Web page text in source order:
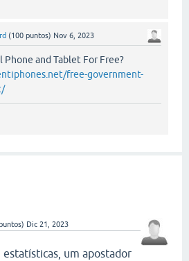
(100 puntos) Nov 6, 2023
and Tablet For Free?
free-government-
Dic 21, 2023
estatísticas, um apostador